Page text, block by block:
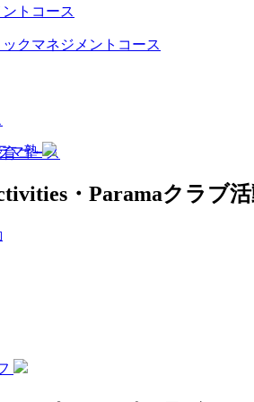
トコース
クマネジメントコース
コース
マ塾
・Paramaクラブ